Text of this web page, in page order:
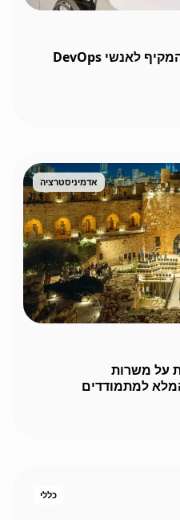
שרתים ייעודיים: המדריך המקיף לאנשי DevOps
אדמיניסטרציה
על משרות
למתמודדים
כללי